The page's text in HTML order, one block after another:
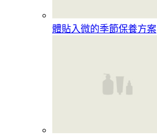
體貼入微的季節保養方案